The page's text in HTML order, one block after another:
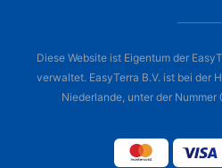
Diese Website ist Eigentum der
verwaltet. EasyTerra B.V. ist bei der
Niederlande, unter der